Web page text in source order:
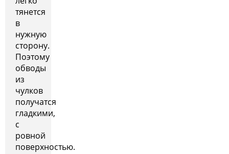
тянется
в
нужную
сторону.
Поэтому
обводы
из
чулков
получатся
гладкими,
с
ровной
поверхностью.